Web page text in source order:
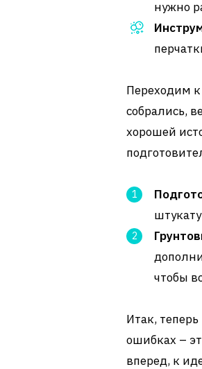
нужно
Переходим
собрались,
хорошей
чтобы
Итак,
ошибках –
вперед, к